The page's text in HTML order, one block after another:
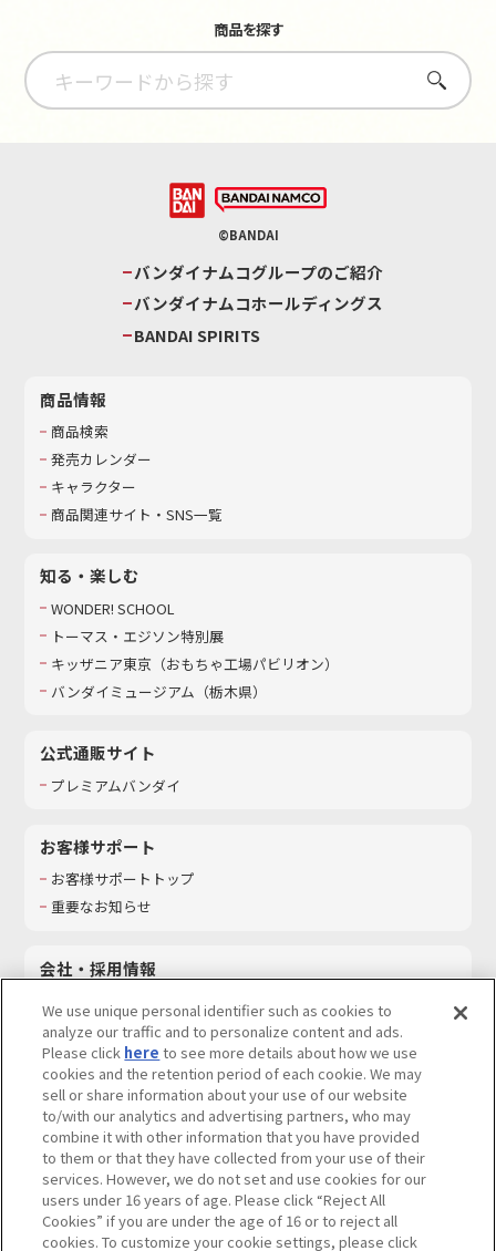
商品を探す
さがす
©BANDAI
バンダイナムコグループのご紹介
バンダイナムコホールディングス
BANDAI SPIRITS
商品情報
商品検索
発売カレンダー
キャラクター
商品関連サイト・SNS一覧
知る・楽しむ
WONDER! SCHOOL
トーマス・エジソン特別展
キッザニア東京（おもちゃ工場パビリオン）​
バンダイミュージアム（栃木県）
公式通販サイト
プレミアムバンダイ
お客様サポート
お客様サポートトップ
重要なお知らせ
会社・採用情報
採用情報
サステナビリティ
お問い合わせ
ウェブサイトご利用条件 ソーシャルメディアポリシー
個人情報及び特定個人情報等の取り扱いに関する保護方針
We use unique personal identifier such as cookies to
analyze our traffic and to personalize content and ads.
Please click here to see more details about how we use
cookies and the retention period of each cookie. We may
sell or share information about your use of our website
to/with our analytics and advertising partners, who may
combine it with other information that you have provided
to them or that they have collected from your use of their
services. However, we do not set and use cookies for our
users under 16 years of age. Please click “Reject All
Cookies” if you are under the age of 16 or to reject all
cookies. To customize your cookie settings, please click